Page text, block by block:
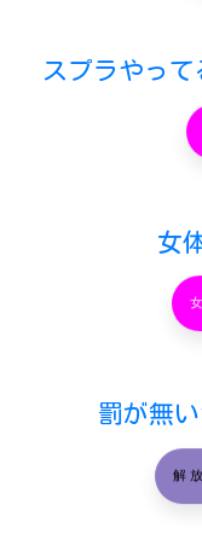
スプラやっ
女
罰が無
解